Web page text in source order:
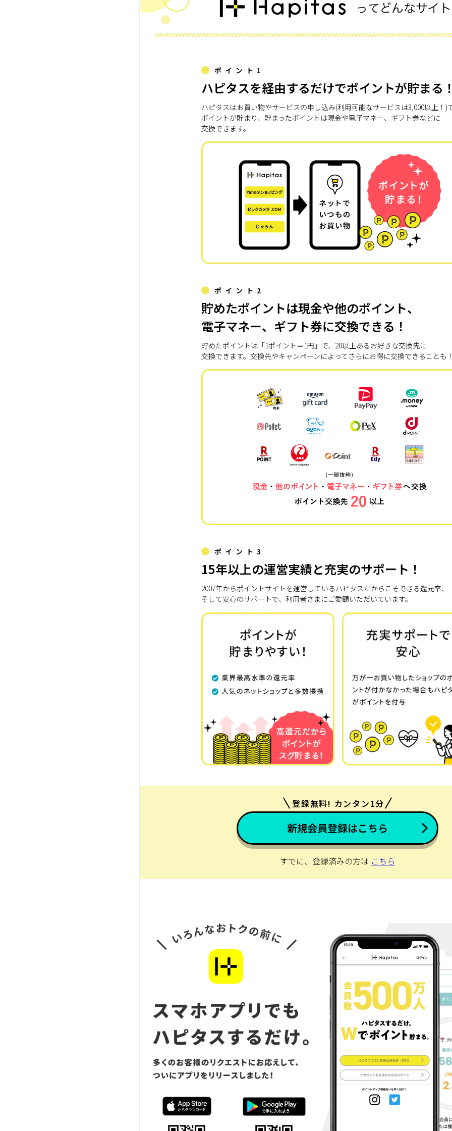
ポイント1
ハピタスを経由するだけでポイントが貯まる
ハピタスはお買い物やサービスの申し込み(利用可能なサービスは3,000以上！)
ポイントが貯まり、貯まったポイントは現金や電子マネー、ギフト券などに
交換できます。
ポイント2
貯めたポイントは現金や他のポイント、
電子マネー、ギフト券に交換できる！
貯めたポイントは「1ポイント＝1円」で、20以上あるお好きな交換先に
交換できます。交換先やキャンペーンによってさらにお得に交換できることも
ポイント3
15年以上の運営実績と充実のサポート！
2007年からポイントサイトを運営しているハピタスだからこそできる還元率、
そして安心のサポートで、利用者さまにご愛顧いただいています。
登録無料! カンタン1分
新規会員登録はこちら
すでに、登録済みの方は こちら